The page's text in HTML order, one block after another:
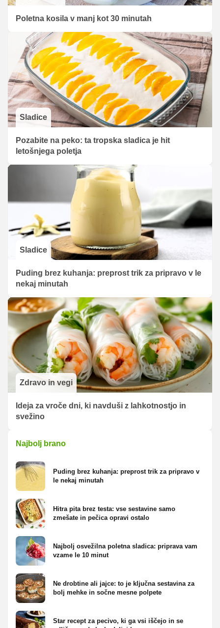
Poletna kosila v manj kot 30 minutah
Sladice
Pozabite na peko: ta tropska sladica je hit
letošnjega poletja
Sladice
Puding brez kuhanja: preprost trik za pripravo v le
nekaj minutah
Zdravo in vegi
Ideja za vroče dni, ki navduši z lahkotnostjo in
svežino
Najbolj brano
Puding brez kuhanja: preprost trik za pripravo v
le nekaj minutah
Hitra pita brez testa: vse sestavine samo
zmešate in pečica opravi ostalo
Najbolj osvežilna poletna sladica: priprava vam
vzame le 10 minut
Ne drobtine ali jajce: to je ključna sestavina za
bolj mehke in sočne mesne polpete
Star recept za pecivo, ki ga vsi iščejo in se